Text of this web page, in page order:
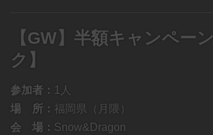
【GW】半額キャンペー
ク】
参加者： 1人
場 所： 福岡県（月隈）
会 場： Snow&Dragon